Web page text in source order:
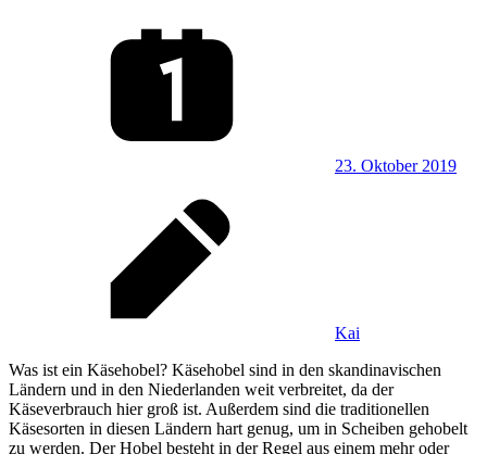
23. Oktober 2019
Kai
Was ist ein Käsehobel? Käsehobel sind in den skandinavischen
Ländern und in den Niederlanden weit verbreitet, da der
Käseverbrauch hier groß ist. Außerdem sind die traditionellen
Käsesorten in diesen Ländern hart genug, um in Scheiben gehobelt
zu werden. Der Hobel besteht in der Regel aus einem mehr oder